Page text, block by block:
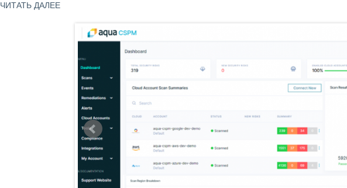
контролем активности приложений, при этом она остается прозрачной и ненавязчивой
Пользователи Atlassian Bamboo могут совмещать свою работу с продуктом от компании
наиболее полным автоматизированным решением на рынке для сканирования
анализом их слоев на наличие уязвимостей и постоянным контролем для обеспечения
ЧИТАТЬ ДАЛЕЕ